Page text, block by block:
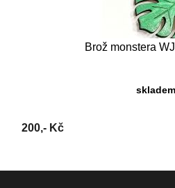
Brož monstera
skladem
200,- Kč